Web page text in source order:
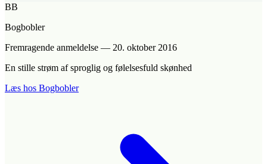
BB
Bogbobler
Fremragende anmeldelse — 20. oktober 2016
En stille strøm af sproglig og følelsesfuld skønhed
Læs hos Bogbobler